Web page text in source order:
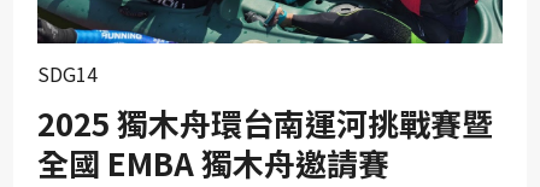
SDG9
SDG11
SDG12
SDG14
2025 獨木舟環台南運河挑戰賽暨
全國 EMBA 獨木舟邀請賽